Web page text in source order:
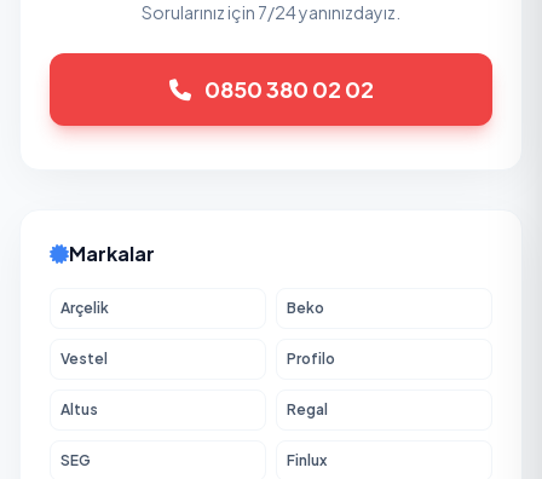
Sorularınız için 7/24 yanınızdayız.
0850 380 02 02
Markalar
Arçelik Beko
Vestel Profilo
Altus Regal
SEG Finlux